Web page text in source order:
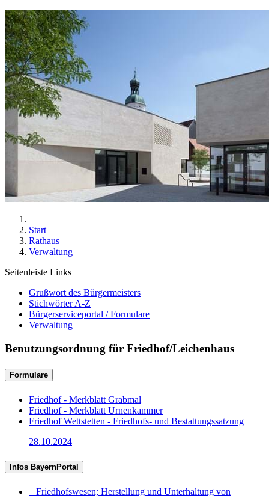
Start
Rathaus
Verwaltung
Seitenleiste Links
Grußwort des Bürgermeisters
Stichwörter A-Z
Bürgerserviceportal / Formulare
Verwaltung
Benutzungsordnung für Friedhof/Leichenhaus
Formulare
Friedhof - Merkblatt Grabmal
Friedhof - Merkblatt Urnenkammer
Friedhof Wettstetten - Friedhofs- und Bestattungssatzung
28.10.2024
Infos BayernPortal
Friedhofswesen; Herstellung und Unterhaltung von